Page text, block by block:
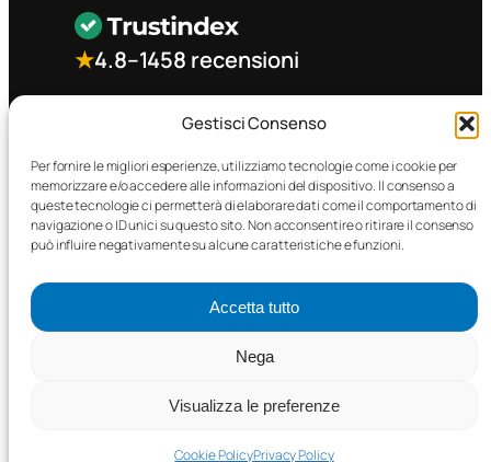
Gestisci Consenso
Per fornire le migliori esperienze, utilizziamo tecnologie come i cookie per
memorizzare e/o accedere alle informazioni del dispositivo. Il consenso a
queste tecnologie ci permetterà di elaborare dati come il comportamento di
navigazione o ID unici su questo sito. Non acconsentire o ritirare il consenso
può influire negativamente su alcune caratteristiche e funzioni.
Accetta tutto
Nega
Visualizza le preferenze
Cookie PolicyPrivacy Policy
★4.8–1458 recensioni
CONTATTO RAPIDO
Facebook
©2025 MTC Automotive s.r.l. . Tutti i diritti riservati. – P.I.